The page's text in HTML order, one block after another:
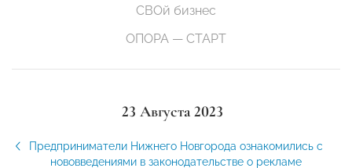
СВОй бизнес
ОПОРА — СТАРТ
23 Августа 2023
Предприниматели Нижнего Новгорода ознакомились с
нововведениями в законодательстве о рекламе